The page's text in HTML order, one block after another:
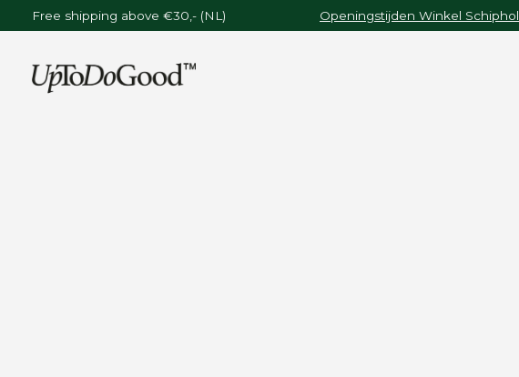
Free shipping above €30,- (NL) Openingstijden Winkel Schiphol